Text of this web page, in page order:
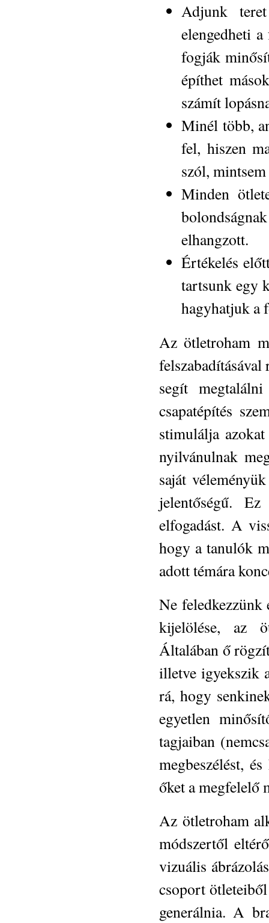
Adjunk
elengedheti
fogják
építhet
számít
Minél több,
fel, hiszen
szól,
Minden
elhangzott.
Értékelés
tartsunk egy
hagyhatjuk a
Az ötletroham
segít
csapatépítés
stimulálja
nyilvánulnak
saját
jelentőségű.
elfogadást. A
hogy a tanulók
adott témára
Ne feledkezzünk
kijelölése, az
Általában ő
illetve igyekszik
rá, hogy
egyetlen
tagjaiban
megbeszélést,
őket a
Az ötletroham
módszertől
vizuális
csoport
generálnia. A